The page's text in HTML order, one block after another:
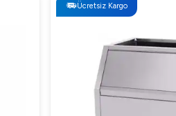
Kokteyl Seti Neden Tercih
Seti, evde bar deneyiminizi bir
yeni başlayanlar hem de
barındırır. Vosco VSC-K3 3
Ücretsiz Kargo